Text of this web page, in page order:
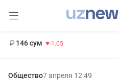
146 сум -1.05
Общество7 апреля 12:49